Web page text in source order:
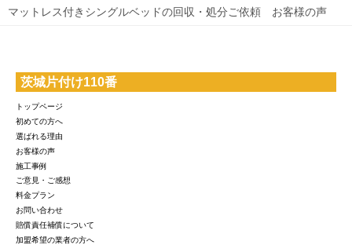
マットレス付きシングルベッドの回収・処分ご依頼 お客様の声
茨城片付け110番
トップページ
初めての方へ
選ばれる理由
お客様の声
施工事例
ご意見・ご感想
料金プラン
お問い合わせ
賠償責任補償について
加盟希望の業者の方へ